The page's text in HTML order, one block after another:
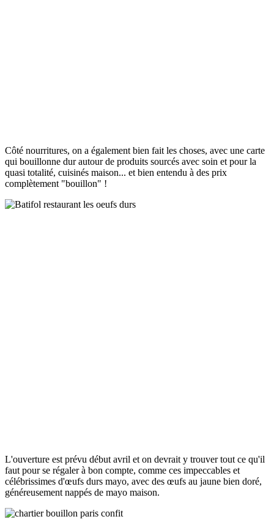
Côté nourritures, on a également bien fait les choses, avec une carte
qui bouillonne dur autour de produits sourcés avec soin et pour la
quasi totalité, cuisinés maison... et bien entendu à des prix
complètement "bouillon" !
L'ouverture est prévu début avril et on devrait y trouver tout ce qu'il
faut pour se régaler à bon compte, comme ces impeccables et
célébrissimes d'œufs durs mayo, avec des œufs au jaune bien doré,
généreusement nappés de mayo maison.